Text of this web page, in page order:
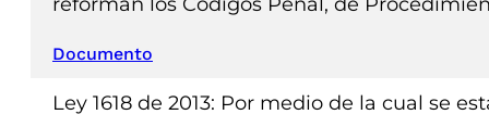
reforman los Códigos Penal, de
Documento
Ley 1618 de 2013: Por medio de la cual se